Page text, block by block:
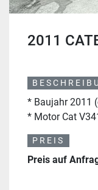
2011
* Baujahr 2011
* Motor Cat
PREIS
Preis auf